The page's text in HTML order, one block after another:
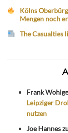
Kölns
Mengen noch
The Casualties
Frank
Leipziger
nutzen
Joe Hannes